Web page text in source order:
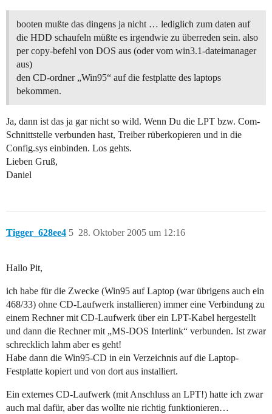
booten mußte das dingens ja nicht … lediglich zum daten auf
die HDD schaufeln müßte es irgendwie zu überreden sein. also
per copy-befehl von DOS aus (oder vom win3.1-dateimanager
aus)
den CD-ordner „Win95“ auf die festplatte des laptops
bekommen.
Ja, dann ist das ja gar nicht so wild. Wenn Du die LPT bzw. Com-
Schnittstelle verbunden hast, Treiber rüberkopieren und in die
Config.sys einbinden. Los gehts.
Lieben Gruß,
Daniel
Tigger_628ee4 28. Oktober 2005 um 12:16
5
Hallo Pit,
ich habe für die Zwecke (Win95 auf Laptop (war übrigens auch ein
468/33) ohne CD-Laufwerk installieren) immer eine Verbindung zu
einem Rechner mit CD-Laufwerk über ein LPT-Kabel hergestellt
und dann die Rechner mit „MS-DOS Interlink“ verbunden. Ist zwar
schrecklich lahm aber es geht!
Habe dann die Win95-CD in ein Verzeichnis auf die Laptop-
Festplatte kopiert und von dort aus installiert.
Ein externes CD-Laufwerk (mit Anschluss an LPT!) hatte ich zwar
auch mal dafür, aber das wollte nie richtig funktionieren…